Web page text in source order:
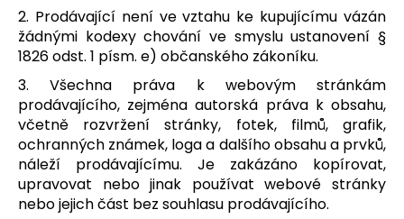
2. Prodávající není ve vztahu ke kupujícímu vázán
žádnými kodexy chování ve smyslu ustanovení §
1826 odst. 1 písm. e) občanského zákoníku.
3. Všechna práva k webovým stránkám
prodávajícího, zejména autorská práva k obsahu,
včetně rozvržení stránky, fotek, filmů, grafik,
ochranných známek, loga a dalšího obsahu a prvků,
náleží prodávajícímu. Je zakázáno kopírovat,
upravovat nebo jinak používat webové stránky
nebo jejich část bez souhlasu prodávajícího.